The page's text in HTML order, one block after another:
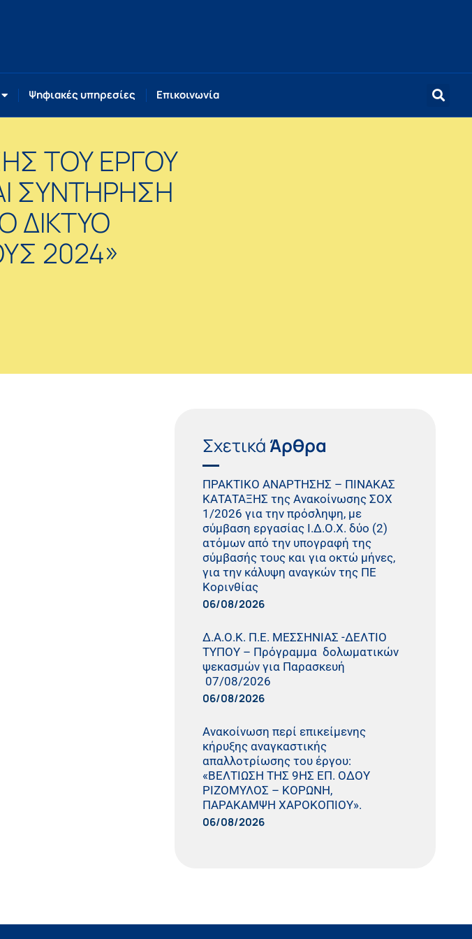
Ψηφιακές υπηρεσίες Επικοινωνία
ΤΟΥ ΕΡΓΟΥ
ΣΥΝΤΗΡΗΣΗ
ΔΙΚΤΥΟ
2024»
Σχετικά Άρθρα
ΠΡΑΚΤΙΚO ΑΝΑΡΤΗΣΗΣ – ΠΙΝΑΚΑΣ
ΚΑΤΑΤΑΞΗΣ της Ανακοίνωσης ΣΟΧ
1/2026 για την πρόσληψη, με
σύμβαση εργασίας Ι.Δ.Ο.Χ. δύο (2)
ατόμων από την υπογραφή της
σύμβασής τους και για οκτώ μήνες,
για την κάλυψη αναγκών της ΠΕ
Κορινθίας
06/08/2026
Δ.Α.Ο.Κ. Π.Ε. ΜΕΣΣΗΝΙΑΣ -ΔΕΛΤΙΟ
ΤΥΠΟΥ – Πρόγραμμα δολωματικών
ψεκασμών για Παρασκευή
07/08/2026
06/08/2026
Ανακοίνωση περί επικείμενης
κήρυξης αναγκαστικής
απαλλοτρίωσης του έργου:
«ΒΕΛΤΙΩΣΗ ΤΗΣ 9ΗΣ ΕΠ. ΟΔΟΥ
ΡΙΖΟΜΥΛΟΣ – ΚΟΡΩΝΗ,
ΠΑΡΑΚΑΜΨΗ ΧΑΡΟΚΟΠΙΟΥ».
06/08/2026